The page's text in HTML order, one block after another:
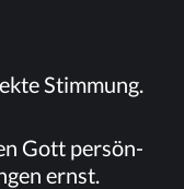
Stim­mung.
Gott per­sön­
ernst.